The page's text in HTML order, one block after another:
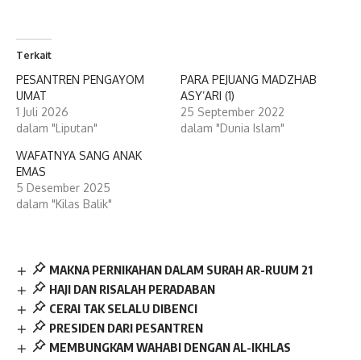
Terkait
PESANTREN PENGAYOM
UMAT
1 Juli 2026
dalam "Liputan"
PARA PEJUANG MADZHAB
ASY’ARI (1)
25 September 2022
dalam "Dunia Islam"
WAFATNYA SANG ANAK
EMAS
5 Desember 2025
dalam "Kilas Balik"
MAKNA PERNIKAHAN DALAM SURAH AR-RUUM 21
HAJI DAN RISALAH PERADABAN
CERAI TAK SELALU DIBENCI
PRESIDEN DARI PESANTREN
MEMBUNGKAM WAHABI DENGAN AL-IKHLAS